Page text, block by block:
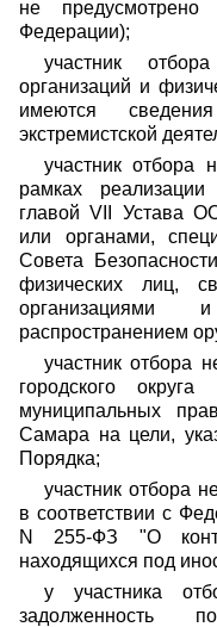
не предусмотрено
Федерации);
участник
организаций и
имеются
экстремистской
участник отбора
рамках
главой VII Устава
или органами,
Совета
физических лиц,
распространением
участник отбора
городского
муниципальных
Самара на цели,
Порядка;
участник отбора
в соответствии с
N 255-ФЗ "О
находящихся под
у участника
задолженность